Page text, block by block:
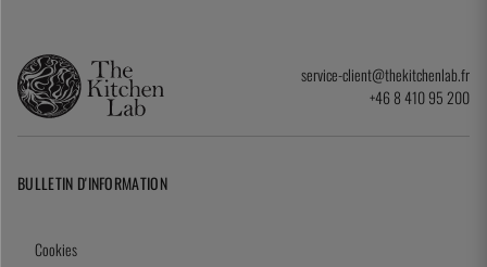
service-client@thekitchenlab.fr
+46 8 410 95 200
BULLETIN D'INFORMATION
Cookies